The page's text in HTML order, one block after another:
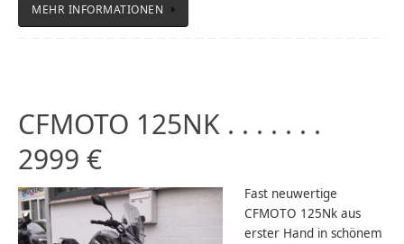
MEHR INFORMATIONEN
CFMOTO 125NK . . . . . . .
2999 €
Fast neuwertige
CFMOTO 125Nk aus
erster Hand in schönem